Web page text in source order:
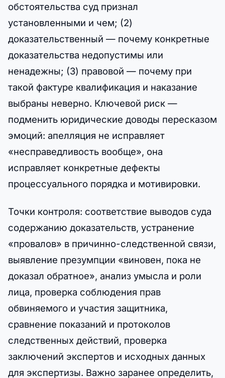
обстоятельства суд признал
установленными и чем; (2)
доказательственный — почему конкретные
доказательства недопустимы или
ненадежны; (3) правовой — почему при
такой фактуре квалификация и наказание
выбраны неверно. Ключевой риск —
подменить юридические доводы пересказом
эмоций: апелляция не исправляет
«несправедливость вообще», она
исправляет конкретные дефекты
процессуального порядка и мотивировки.
Точки контроля: соответствие выводов суда
содержанию доказательств, устранение
«провалов» в причинно-следственной связи,
выявление презумпции «виновен, пока не
доказал обратное», анализ умысла и роли
лица, проверка соблюдения прав
обвиняемого и участия защитника,
сравнение показаний и протоколов
следственных действий, проверка
заключений экспертов и исходных данных
для экспертизы. Важно заранее определить,